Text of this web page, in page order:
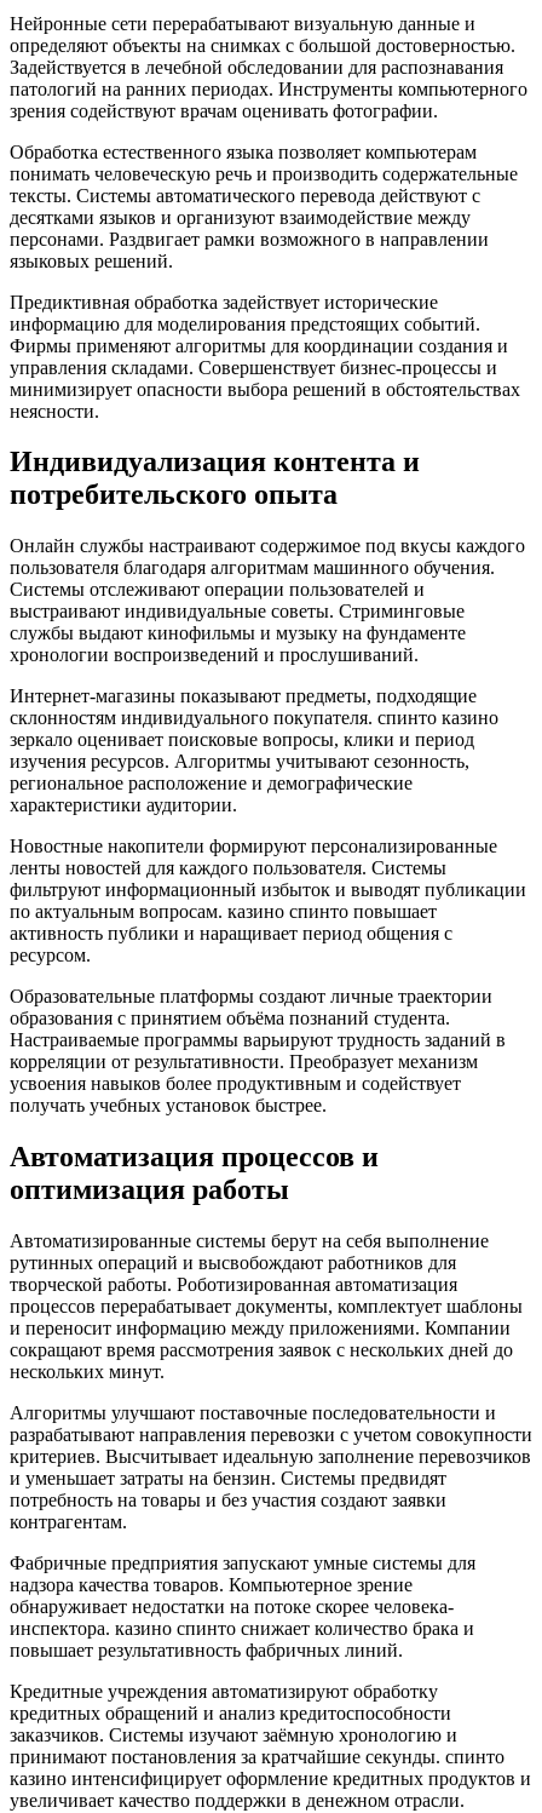
Нейронные сети перерабатывают визуальную данные и
определяют объекты на снимках с большой достоверностью.
Задействуется в лечебной обследовании для распознавания
патологий на ранних периодах. Инструменты компьютерного
зрения содействуют врачам оценивать фотографии.
Обработка естественного языка позволяет компьютерам
понимать человеческую речь и производить содержательные
тексты. Системы автоматического перевода действуют с
десятками языков и организуют взаимодействие между
персонами. Раздвигает рамки возможного в направлении
языковых решений.
Предиктивная обработка задействует исторические
информацию для моделирования предстоящих событий.
Фирмы применяют алгоритмы для координации создания и
управления складами. Совершенствует бизнес-процессы и
минимизирует опасности выбора решений в обстоятельствах
неясности.
Индивидуализация контента и
потребительского опыта
Онлайн службы настраивают содержимое под вкусы каждого
пользователя благодаря алгоритмам машинного обучения.
Системы отслеживают операции пользователей и
выстраивают индивидуальные советы. Стриминговые
службы выдают кинофильмы и музыку на фундаменте
хронологии воспроизведений и прослушиваний.
Интернет-магазины показывают предметы, подходящие
склонностям индивидуального покупателя. спинто казино
зеркало оценивает поисковые вопросы, клики и период
изучения ресурсов. Алгоритмы учитывают сезонность,
региональное расположение и демографические
характеристики аудитории.
Новостные накопители формируют персонализированные
ленты новостей для каждого пользователя. Системы
фильтруют информационный избыток и выводят публикации
по актуальным вопросам. казино спинто повышает
активность публики и наращивает период общения с
ресурсом.
Образовательные платформы создают личные траектории
образования с принятием объёма познаний студента.
Настраиваемые программы варьируют трудность заданий в
корреляции от результативности. Преобразует механизм
усвоения навыков более продуктивным и содействует
получать учебных установок быстрее.
Автоматизация процессов и
оптимизация работы
Автоматизированные системы берут на себя выполнение
рутинных операций и высвобождают работников для
творческой работы. Роботизированная автоматизация
процессов перерабатывает документы, комплектует шаблоны
и переносит информацию между приложениями. Компании
сокращают время рассмотрения заявок с нескольких дней до
нескольких минут.
Алгоритмы улучшают поставочные последовательности и
разрабатывают направления перевозки с учетом совокупности
критериев. Высчитывает идеальную заполнение перевозчиков
и уменьшает затраты на бензин. Системы предвидят
потребность на товары и без участия создают заявки
контрагентам.
Фабричные предприятия запускают умные системы для
надзора качества товаров. Компьютерное зрение
обнаруживает недостатки на потоке скорее человека-
инспектора. казино спинто снижает количество брака и
повышает результативность фабричных линий.
Кредитные учреждения автоматизируют обработку
кредитных обращений и анализ кредитоспособности
заказчиков. Системы изучают заёмную хронологию и
принимают постановления за кратчайшие секунды. спинто
казино интенсифицирует оформление кредитных продуктов и
увеличивает качество поддержки в денежном отрасли.